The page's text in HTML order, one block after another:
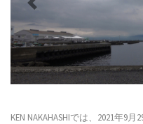
Previous
KEN NAKAHASHIでは、2021年9